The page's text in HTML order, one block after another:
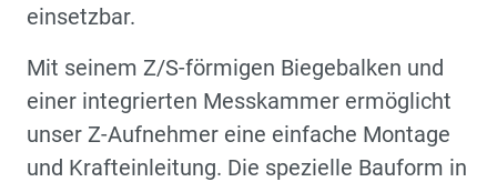
einsetzbar.
Mit seinem Z/S-förmigen Biegebalken und
einer integrierten Messkammer ermöglicht
unser Z-Aufnehmer eine einfache Montage
und Krafteinleitung. Die spezielle Bauform in